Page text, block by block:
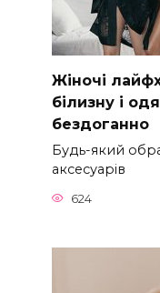
Жіночі
білизну і
бездоганно
Будь-який
аксесуарів
624